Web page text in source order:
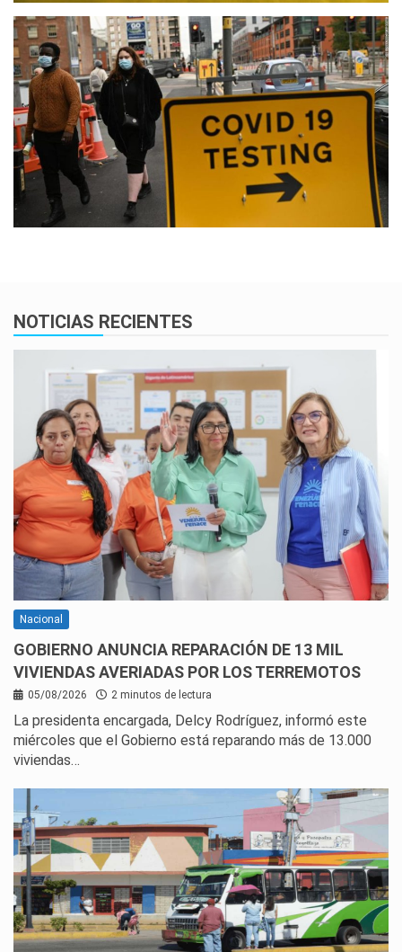
NOTICIAS RECIENTES
Nacional
GOBIERNO ANUNCIA REPARACIÓN DE 13 MIL
VIVIENDAS AVERIADAS POR LOS TERREMOTOS
05/08/2026 2 minutos de lectura
La presidenta encargada, Delcy Rodríguez, informó este
miércoles que el Gobierno está reparando más de 13.000
viviendas…